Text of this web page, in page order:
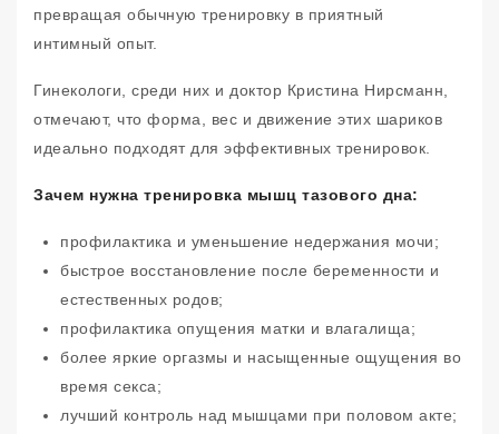
превращая обычную тренировку в приятный
интимный опыт.
Гинекологи, среди них и доктор Кристина Нирсманн,
отмечают, что форма, вес и движение этих шариков
идеально подходят для эффективных тренировок.
Зачем нужна тренировка мышц тазового дна:
профилактика и уменьшение недержания мочи;
быстрое восстановление после беременности и
естественных родов;
профилактика опущения матки и влагалища;
более яркие оргазмы и насыщенные ощущения во
время секса;
лучший контроль над мышцами при половом акте;